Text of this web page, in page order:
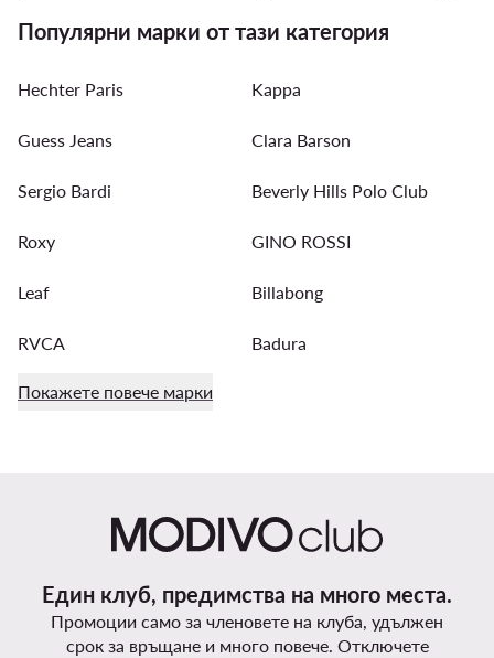
Популярни марки от тази категория
Hechter Paris Kappa
Guess Jeans Clara Barson
Sergio Bardi Beverly Hills Polo Club
Roxy GINO ROSSI
Leaf Billabong
RVCA Badura
Покажете повече марки
Един клуб, предимства на много места.
Промоции само за членовете на клуба, удължен
срок за връщане и много повече. Отключете